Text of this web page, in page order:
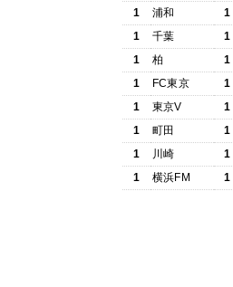
1
浦和 1
1
千葉 1
1
柏 1
1
FC東京 1
1
東京V 1
1
町田 1
1
川崎 1
1
横浜FM 1